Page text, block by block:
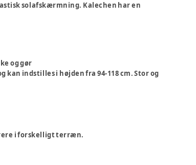
solafskærmning. Kalechen har en
og gør
indstilles i højden fra 94-118 cm. Stor og
i forskelligt terræn.